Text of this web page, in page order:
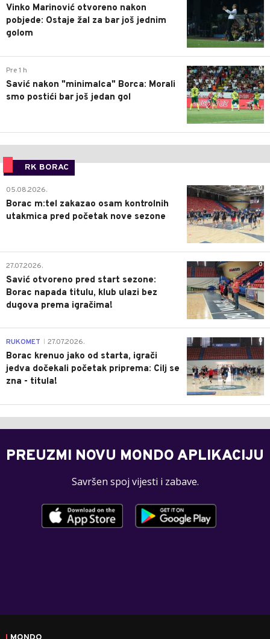
Vinko Marinović otvoreno nakon
pobjede: Ostaje žal za bar još jednim
golom
0
Pre 1 h
Savić nakon "minimalca" Borca: Morali
smo postići bar još jedan gol
RK BORAC
0
05.08.2026.
Borac m:tel zakazao osam kontrolnih
utakmica pred početak nove sezone
0
27.07.2026.
Savić otvoreno pred start sezone:
Borac napada titulu, klub ulazi bez
dugova prema igračima!
0
RUKOMET 27.07.2026.
Borac krenuo jako od starta, igrači
jedva dočekali početak priprema: Cilj se
zna - titula!
PREUZMI NOVU MONDO APLIKACIJU
Savršen spoj vijesti i zabave.